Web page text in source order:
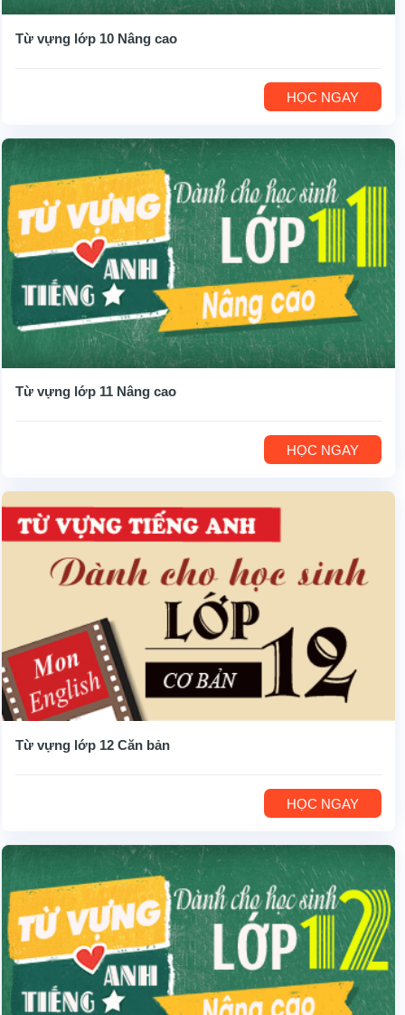
Từ vựng lớp 10 Nâng cao
HỌC NGAY
Từ vựng lớp 11 Nâng cao
HỌC NGAY
Từ vựng lớp 12 Căn bản
HỌC NGAY